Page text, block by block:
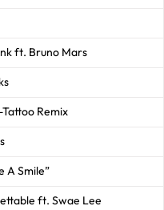
ft. Bruno Mars
Remix
A Smile”
ft. Swae Lee